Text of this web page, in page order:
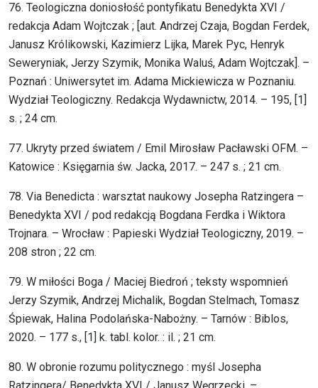
76. Teologiczna doniosłość pontyfikatu Benedykta XVI /
redakcja Adam Wojtczak ; [aut. Andrzej Czaja, Bogdan Ferdek,
Janusz Królikowski, Kazimierz Lijka, Marek Pyc, Henryk
Seweryniak, Jerzy Szymik, Monika Waluś, Adam Wojtczak]. –
Poznań : Uniwersytet im. Adama Mickiewicza w Poznaniu.
Wydział Teologiczny. Redakcja Wydawnictw, 2014. – 195, [1]
s. ; 24 cm.
77. Ukryty przed światem / Emil Mirosław Pacławski OFM. –
Katowice : Księgarnia św. Jacka, 2017. – 247 s. ; 21 cm.
78. Via Benedicta : warsztat naukowy Josepha Ratzingera –
Benedykta XVI / pod redakcją Bogdana Ferdka i Wiktora
Trojnara. – Wrocław : Papieski Wydział Teologiczny, 2019. –
208 stron ; 22 cm.
79. W miłości Boga / Maciej Biedroń ; teksty wspomnień
Jerzy Szymik, Andrzej Michalik, Bogdan Stelmach, Tomasz
Śpiewak, Halina Podolańska-Nabożny. – Tarnów : Biblos,
2020. – 177 s., [1] k. tabl. kolor. : il. ; 21 cm.
80. W obronie rozumu politycznego : myśl Josepha